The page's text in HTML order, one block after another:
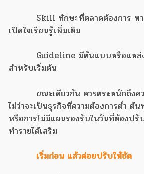
Skill ทักษะที่ตลาดต้องการ ห
เปิดใจเรียนรู้เพิ่มเติม
Guideline มีต้นแบบหรือแหล่
สำหรับเริ่มต้น
ขณะเดียวกัน ควรตระหนักถึงค
ไม่ว่าจะเป็นธุรกิจที่ความต้องการต่ำ ต้
หรือการไม่มีแผนรองรับในวันที่ต้องป
ทำรายได้เสริม
เริ่มก่อน แล้วค่อยปรับให้ชัด